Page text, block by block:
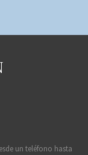
un teléfono hasta